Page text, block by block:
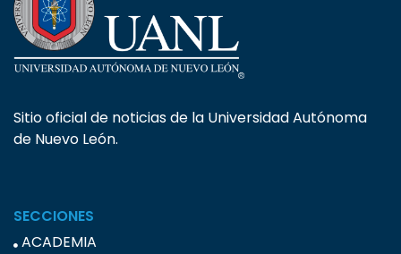
Sitio oficial de noticias de la Universidad Autónoma
de Nuevo León.
SECCIONES
ACADEMIA